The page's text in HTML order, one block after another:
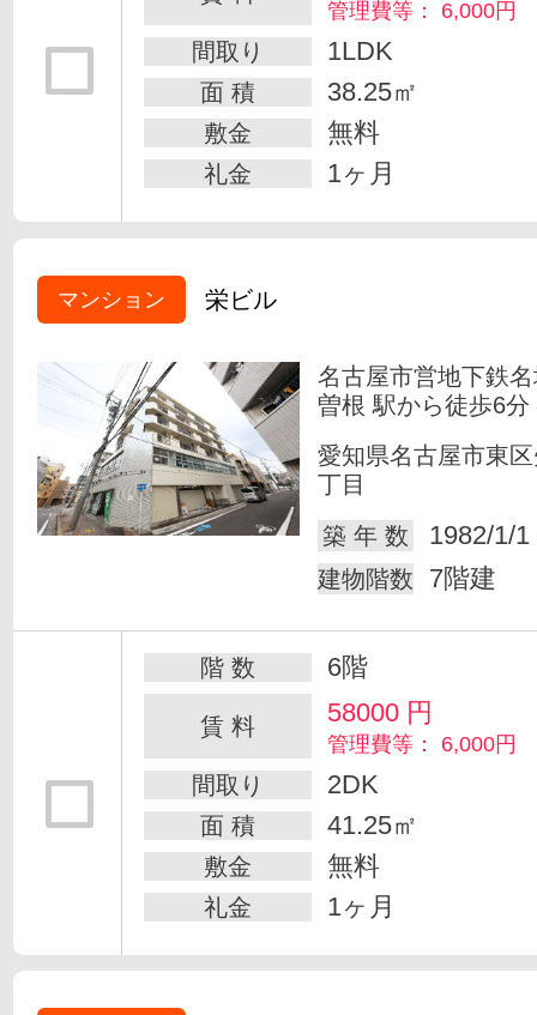
管理費等： 6,000円
間取り 1LDK
面 積 38.25㎡
敷金 無料
礼金 1ヶ月
マンション 栄ビル
名古屋市営地下鉄
曽根 駅から徒歩6分
愛知県名古屋市東
丁目
築 年 数
1982/1/1
建物階数 7階建
階 数 6階
賃 料 58000 円
管理費等： 6,000円
間取り 2DK
面 積 41.25㎡
敷金 無料
礼金 1ヶ月